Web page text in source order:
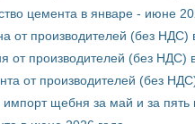
цемента в январе - июне
от производителей (без НДС)
от производителей (без НДС)
от производителей (без
импорт щебня за май и за